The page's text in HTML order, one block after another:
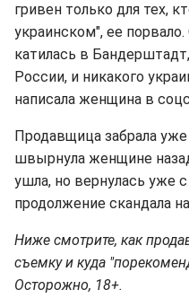
гривен только для тех,
украинском", ее
катилась в
России, и никакого
написала женщина в
Продавщица забрала
швырнула женщине
ушла, но вернулась уже
продолжение скандала
Ниже смотрите, как
съемку и куда
Осторожно, 18+.